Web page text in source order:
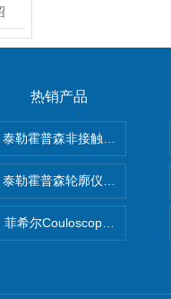
热销产品
泰勒霍普森非接触式轮廓仪
泰勒霍普森轮廓仪|TAYLOR
菲希尔Couloscope CMS2电